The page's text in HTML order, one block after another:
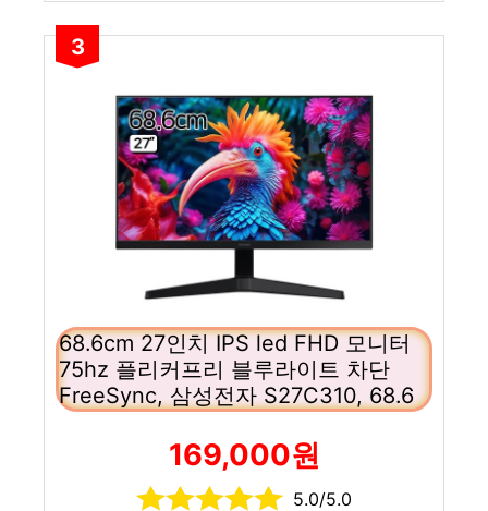
3
68.6cm 27인치 IPS led FHD 모니터
75hz 플리커프리 블루라이트 차단
FreeSync, 삼성전자 S27C310, 68.6
169,000원
5.0/5.0